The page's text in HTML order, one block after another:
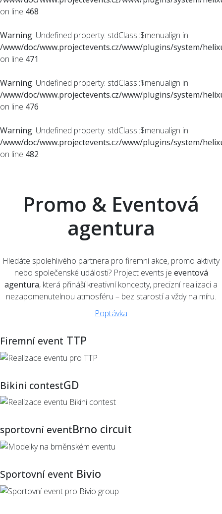
on line 468
Warning: Undefined property: stdClass::$menualign in
/www/doc/www.projectevents.cz/www/plugins/system/
on line 471
Warning: Undefined property: stdClass::$menualign in
/www/doc/www.projectevents.cz/www/plugins/system/
on line 476
Warning: Undefined property: stdClass::$menualign in
/www/doc/www.projectevents.cz/www/plugins/system/
on line 482
Promo & Eventová
agentura
Hledáte spolehlivého partnera pro firemní akce, promo aktivity
nebo společenské události? Project events je eventová
agentura, která přináší kreativní koncepty, precizní realizaci a
nezapomenutelnou atmosféru – bez starostí a vždy na míru.
Poptávka
Firemní event TTP
Bikini contestGD
sportovní eventBrno circuit
Sportovní event Bivio